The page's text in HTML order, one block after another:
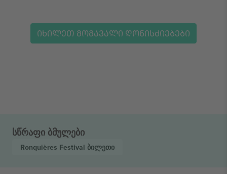
ᲘᲮᲘᲚᲔᲗ ᲛᲝᲛᲐᲕᲐᲚᲘ ᲦᲝᲜᲘᲡᲫᲘᲔᲑᲔᲑᲘ
სწრაფი ბმულები
Ronquières Festival ბილეთი